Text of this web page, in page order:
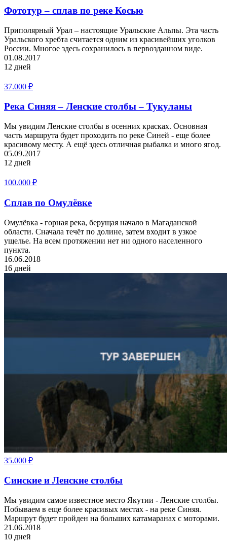
Фототур – сплав по реке Косью
Приполярный Урал – настоящие Уральские Альпы. Эта часть
Уральского хребта считается одним из красивейших уголков
России. Многое здесь сохранилось в первозданном виде.
01.08.2017
12 дней
37.000 ₽
Река Синяя – Ленские столбы – Тукуланы
Мы увидим Ленские столбы в осенних красках. Основная
часть маршрута будет проходить по реке Синей - еще более
красивому месту. А ещё здесь отличная рыбалка и много ягод.
05.09.2017
12 дней
100.000 ₽
Сплав по Омулёвке
Омулёвка - горная река, берущая начало в Магаданской
области. Сначала течёт по долине, затем входит в узкое
ущелье. На всем протяжении нет ни одного населенного
пункта.
16.06.2018
16 дней
35.000 ₽
Синские и Ленские столбы
Мы увидим самое известное место Якутии - Ленские столбы.
Побываем в еще более красивых местах - на реке Синяя.
Маршрут будет пройден на больших катамаранах с моторами.
21.06.2018
10 дней